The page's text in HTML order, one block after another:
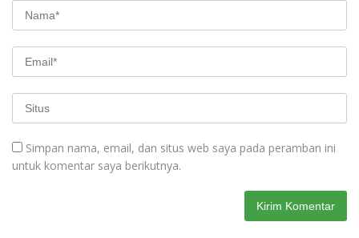
Simpan nama, email, dan situs web saya pada peramban ini
untuk komentar saya berikutnya.